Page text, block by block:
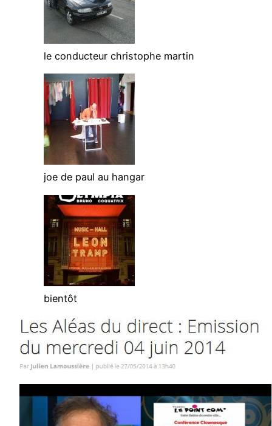
le conducteur christophe martin
joe de paul au hangar
bientôt